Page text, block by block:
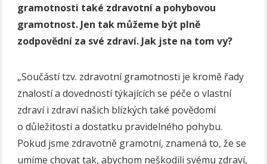
gramotnosti také zdravotní a pohybovou
gramotnost. Jen tak můžeme být plně
zodpovědní za své zdraví. Jak jste na tom vy?
„Součástí tzv. zdravotní gramotnosti je kromě řady
znalostí a dovedností týkajících se péče o vlastní
zdraví i zdraví našich blízkých také povědomí
o důležitosti a dostatku pravidelného pohybu.
Pokud jsme zdravotně gramotní, znamená to, že se
umíme chovat tak, abychom neškodili svému zdraví,